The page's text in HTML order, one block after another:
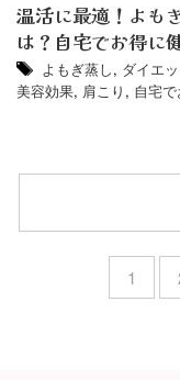
温活に最適！よも
は？自宅でお得に
よもぎ蒸し, ダイエッ
美容効果, 肩こり , 自宅
1